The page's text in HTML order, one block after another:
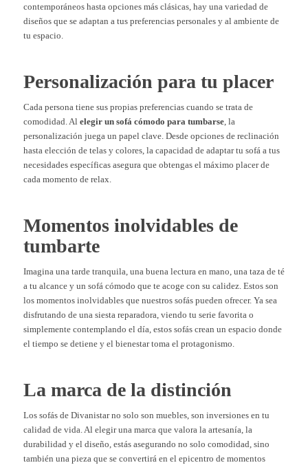
contemporáneos hasta opciones más clásicas, hay una variedad de
diseños que se adaptan a tus preferencias personales y al ambiente de
tu espacio.
Personalización para tu placer
Cada persona tiene sus propias preferencias cuando se trata de
comodidad. Al elegir un sofá cómodo para tumbarse, la
personalización juega un papel clave. Desde opciones de reclinación
hasta elección de telas y colores, la capacidad de adaptar tu sofá a tus
necesidades específicas asegura que obtengas el máximo placer de
cada momento de relax.
Momentos inolvidables de
tumbarte
Imagina una tarde tranquila, una buena lectura en mano, una taza de té
a tu alcance y un sofá cómodo que te acoge con su calidez. Estos son
los momentos inolvidables que nuestros sofás pueden ofrecer. Ya sea
disfrutando de una siesta reparadora, viendo tu serie favorita o
simplemente contemplando el día, estos sofás crean un espacio donde
el tiempo se detiene y el bienestar toma el protagonismo.
La marca de la distinción
Los sofás de Divanistar no solo son muebles, son inversiones en tu
calidad de vida. Al elegir una marca que valora la artesanía, la
durabilidad y el diseño, estás asegurando no solo comodidad, sino
también una pieza que se convertirá en el epicentro de momentos